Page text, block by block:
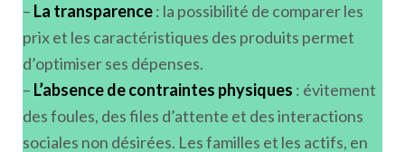
– La transparence: la possibilité de comparer les
prix et les caractéristiques des produits permet
d’optimiser ses dépenses.
– L’absence de contraintes physiques : évitement
des foules, des files d’attente et des interactions
sociales non désirées. Les familles et les actifs, en